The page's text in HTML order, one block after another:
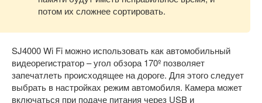
потом их сложнее сортировать.
SJ4000 Wi Fi можно использовать как автомобильный
видеорегистратор – угол обзора 170º позволяет
запечатлеть происходящее на дороге. Для этого следует
выбрать в настройках режим автомобиля. Камера может
включаться при подаче питания через USB и